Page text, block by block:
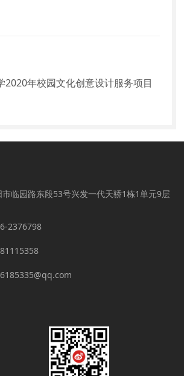
2020年校园文化创意设计服务项目
临园路东段53号兴发一代天骄1栋1单元9层
2376798